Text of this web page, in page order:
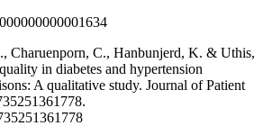
Charuenporn, C., Hanbunjerd, K. & Uthis,
in diabetes and hypertension
A qualitative study. Journal of Patient